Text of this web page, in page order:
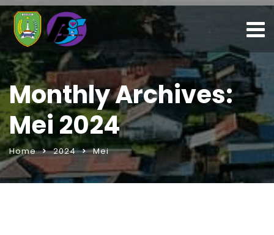
Monthly Archives:
Mei 2024
Home 2024 Mei